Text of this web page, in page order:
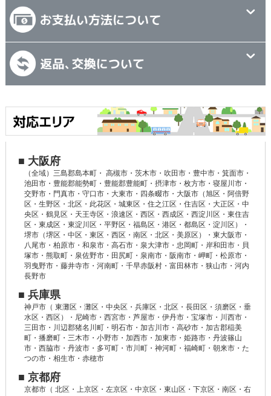
■ 大阪府
（全域）三島郡島本町・ 高槻市・茨木市・吹田市・豊中市・箕面市・
池田市・豊能郡能勢町・豊能郡豊能町・摂津市・枚方市・寝屋川市・
交野市・門真市・守口市・大東市・四条畷市・大阪市（旭区・阿倍野
区・生野区・北区・此花区・城東区・住之江区・住吉区・大正区・中
央区・鶴見区・天王寺区・浪速区・西区・西成区・西淀川区・東住吉
区・東成区・東淀川区・平野区・福島区・港区・都島区・淀川区）・
堺市（堺区・中区・東区・西区・南区・北区・美原区）・東大阪市・
八尾市・柏原市・和泉市・高石市・泉大津市・忠岡町・岸和田市・貝
塚市・熊取町・泉佐野市・田尻町・泉南市・阪南市・岬町・松原市・
羽曳野市・藤井寺市・河南町・千早赤阪村・富田林市・狭山市・河内
長野市
■ 兵庫県
神戸市（ 東灘区・灘区・中央区・兵庫区・北区・長田区・須磨区・垂
水区・西区）・尼崎市・西宮市・芦屋市・伊丹市・宝塚市・川西市・
三田市・川辺郡猪名川町・明石市・加古川市・高砂市・加古郡稲美
町・播磨町・三木市・小野市・加西市・加東市・姫路市・丹波篠山
市・西脇市・丹波市・多可町・市川町・神河町・福崎町・朝来市・た
つの市・相生市・赤穂市
■ 京都府
京都市（ 北区・上京区・左京区・中京区・東山区・下京区・南区・右